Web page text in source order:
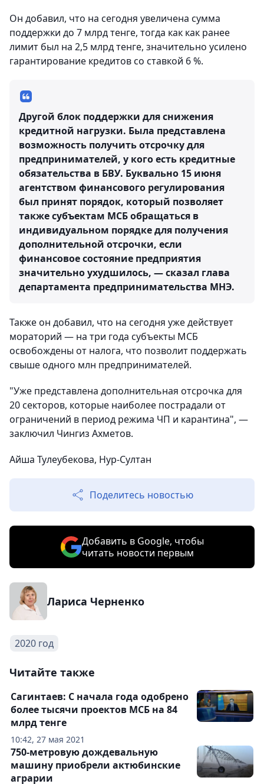
Он добавил, что на сегодня увеличена сумма
поддержки до 7 млрд тенге, тогда как как ранее
лимит был на 2,5 млрд тенге, значительно усилено
гарантирование кредитов со ставкой 6 %.
Другой блок поддержки для снижения
кредитной нагрузки. Была представлена
возможность получить отсрочку для
предпринимателей, у кого есть кредитные
обязательства в БВУ. Буквально 15 июня
агентством финансового регулирования
был принят порядок, который позволяет
также субъектам МСБ обращаться в
индивидуальном порядке для получения
дополнительной отсрочки, если
финансовое состояние предприятия
значительно ухудшилось, — сказал глава
департамента предпринимательства МНЭ.
Также он добавил, что на сегодня уже действует
мораторий — на три года субъекты МСБ
освобождены от налога, что позволит поддержать
свыше одного млн предпринимателей.
"Уже представлена дополнительная отсрочка для
20 секторов, которые наиболее пострадали от
ограничений в период режима ЧП и карантина", —
заключил Чингиз Ахметов.
Айша Тулеубекова, Нур-Султан
Поделитесь новостью
Добавить в Google, чтобы
читать новости первым
Лариса Черненко
2020 год
Читайте также
10:42, 27 мая 2021
Сагинтаев: С начала года одобрено
более тысячи проектов МСБ на 84
млрд тенге
750-метровую дождевальную
машину приобрели актюбинские
аграрии